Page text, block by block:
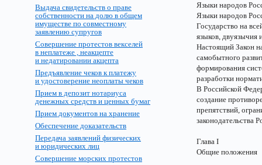
Выдача свидетельств о праве
собственности на долю в общем
имуществе по совместному
заявлению супругов
Совершение протестов векселей
в неплатеже , неакцепте
и недатировании акцепта
Предъявление чеков к платежу
и удостоверение неоплаты чеков
Прием в депозит нотариуса
денежных средств и ценных бумаг
Прием документов на хранение
Обеспечение доказательств
Передача заявлений физических
и юридических лиц
Совершение морских протестов
Языки народов
Языки народов
Государство на
языков, двуязычия
Настоящий Закон
самобытного
формирования
разработки
В Российской
создание
препятствий,
законодательства
Глава I
Общие положения